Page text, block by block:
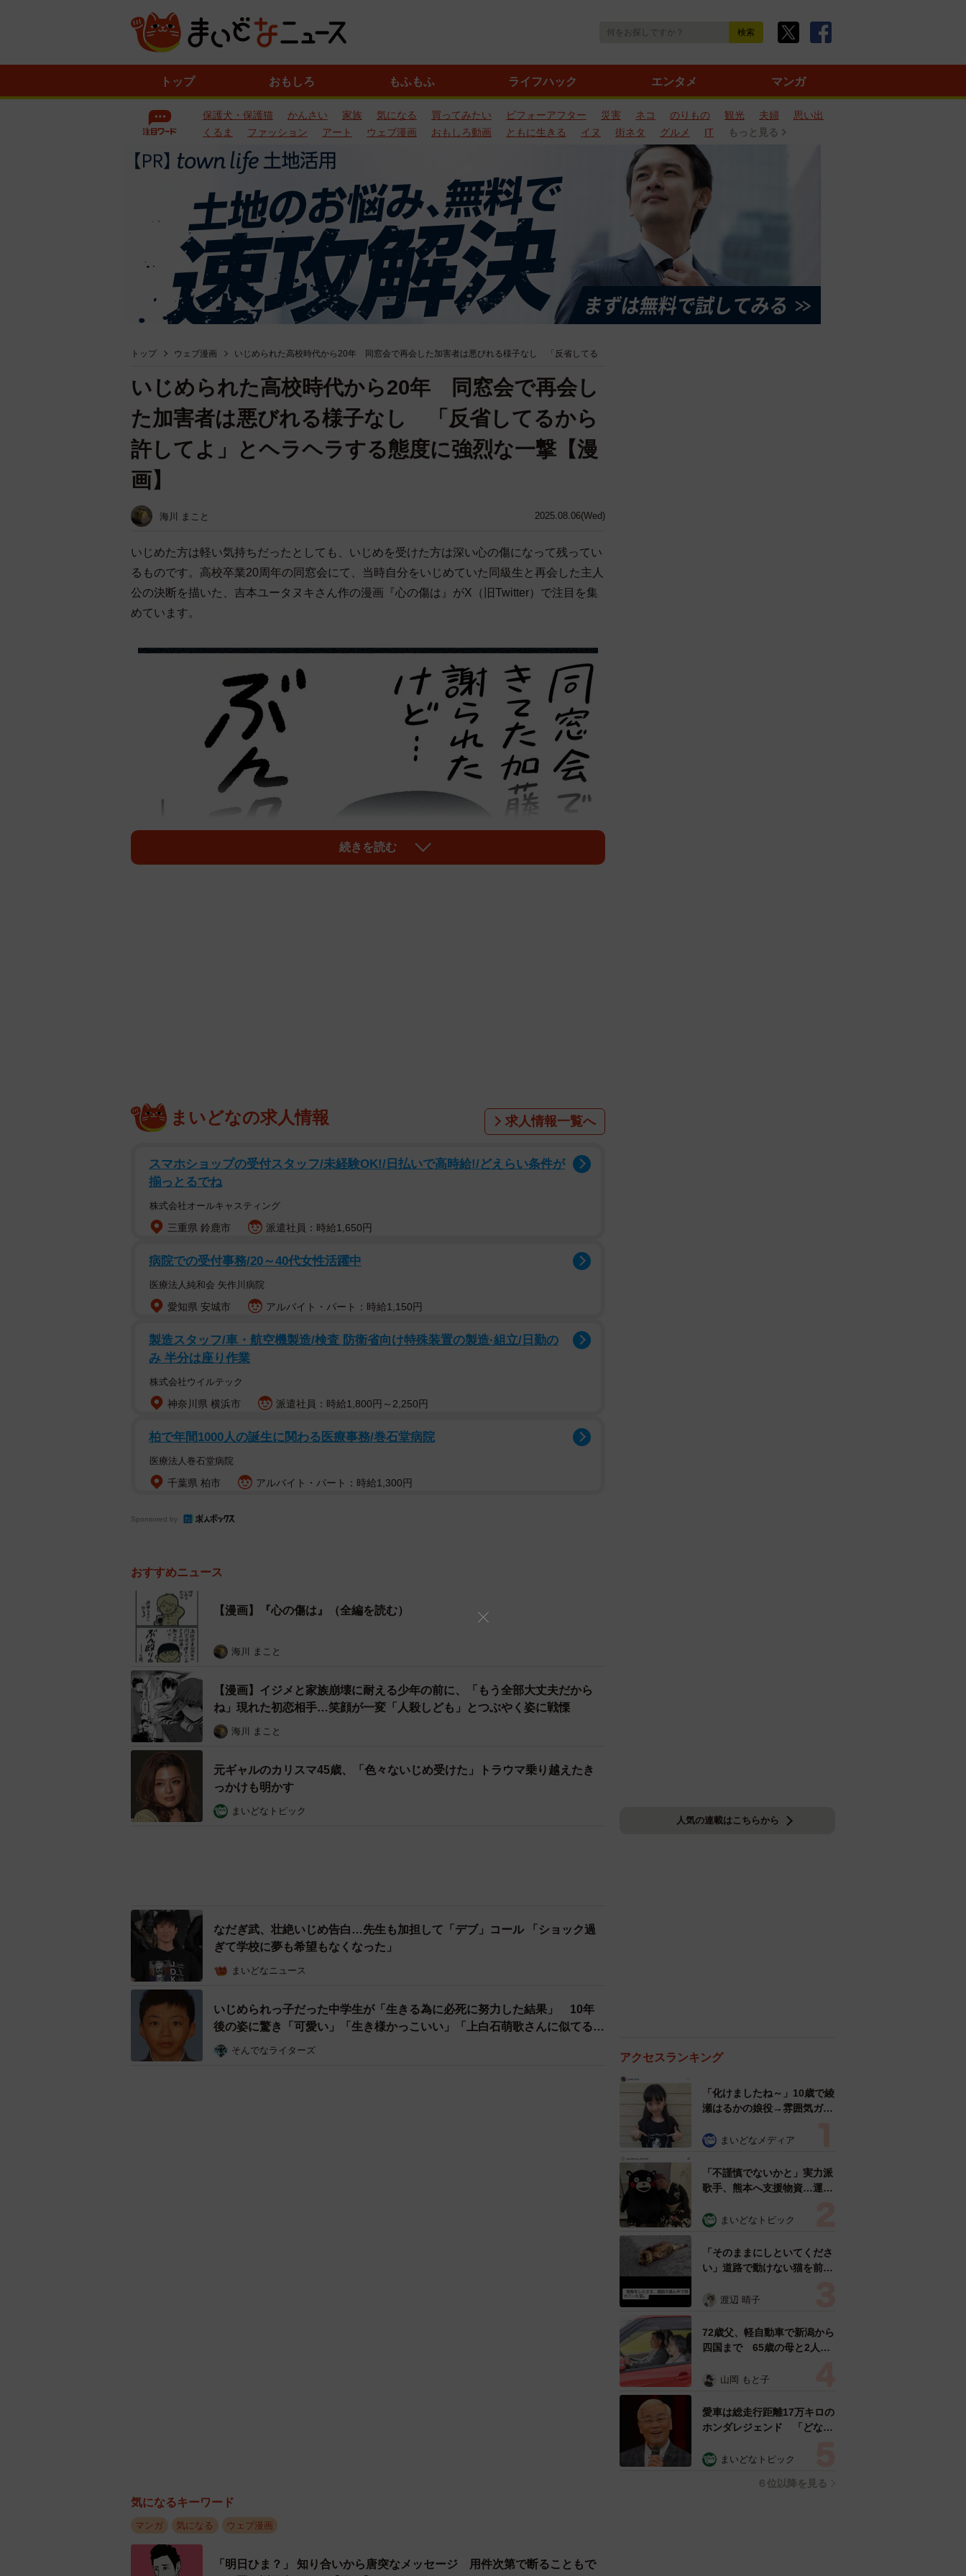
トップ おもしろ もふもふ ライフハック エンタメ マンガ
保護犬・保護猫 かんさい 家族 気になる 買ってみたい ビフォーアフター 災害 ネコ のりもの 観光 夫婦
思い出
くるま
ファッション アート ウェブ漫画 おもしろ動画 ともに生きる イヌ 街ネタ グルメ IT もっと見る
トップ ウェブ漫画 いじめられた高校時代から20年 同窓会で再会した加害者は悪びれる様子なし 「反省してる
2025.08.06(Wed)
いじめられた高校時代から20年 同窓会で再会し
た加害者は悪びれる様子なし 「反省してるから
許してよ」とヘラヘラする態度に強烈な一撃【漫
画】
海川 まこと
いじめた方は軽い気持ちだったとしても、いじめを受けた方は深い心の傷になって残ってい
るものです。高校卒業20周年の同窓会にて、当時自分をいじめていた同級生と再会した主人
公の決断を描いた、吉本ユータヌキさん作の漫画『心の傷は』がX（旧Twitter）で注目を集
めています。
どんなに時間がたっても癒せない傷もある（吉本ユータヌキさん提供）
しながら謝ってきた加藤に対面する主人公の描写からストーリーは始まります。
無言で「ぶん殴りたい」と思う主人公に対し、「若気の至りってことで！なっ！」「はい、
乾杯乾杯！」とまったく反省していない様子の加藤は明るく話し続けます。主人公は気持ち
その後、トイレでひとり舌打ちをしている主人公の前に「そのイライラの話聞かせてくれ
よ、聞かせてくれたら何でもひとつ願いを叶えてやるよ」と語りかける謎の生き物が現れま
自分の気持ちを誰かに聞いてもらう事は大事かもしれません（吉本ユータヌキさん提供）
主人公は、高校2年生の体育の授業で自身が蹴ったサッカーボールが加藤に当たってしまっ
その経験から主人公は、大学でも就職先でも人を信じることができなくなってしまい、いつ
も1人で苦しんできたのです。「加藤にとっては笑い話になったけど、ボクにとっては治ら
ない傷になった」と主人公は苦しい胸の内を明かしました。
続きを読む
まいどなの求人情報 求人情報一覧へ
スマホショップの受付スタッフ/未経験OK!/日払いで高時給!/どえらい条件が
揃っとるでね
株式会社オールキャスティング
三重県 鈴鹿市 派遣社員：時給1,650円
病院での受付事務/20～40代女性活躍中
医療法人純和会 矢作川病院
愛知県 安城市 アルバイト・パート：時給1,150円
製造スタッフ/車・航空機製造/検査 防衛省向け特殊装置の製造·組立/日勤の
み 半分は座り作業
株式会社ウイルテック
神奈川県 横浜市 派遣社員：時給1,800円～2,250円
柏で年間1000⼈の誕⽣に関わる医療事務/巻⽯堂病院
医療法人巻石堂病院
千葉県 柏市 アルバイト・パート：時給1,300円
Sponsored by
おすすめニュース
【漫画】『心の傷は』（全編を読む）
海川 まこと
【漫画】イジメと家族崩壊に耐える少年の前に、「もう全部大丈夫だから
ね」現れた初恋相手…笑顔が一変「人殺しども」とつぶやく姿に戦慄
海川 まこと
元ギャルのカリスマ45歳、「色々ないじめ受けた」トラウマ乗り越えたき
っかけも明かす
まいどなトピック
いじめられっ子だった中学生が「生きる為に必死に努力した結果」 10年
後の姿に驚き「可愛い」「生き様かっこいい」「上白石萌歌さんに似てる」
の声も
そんでなライターズ
なんか忘れてる気がする かつ丼ドカ食い、ハンバーガー＆ポテト注文した
人気の連載はこちらから
アクセスランキング
「化けましたね～」10歳で綾
瀬はるかの娘役→雰囲気ガラ
雰囲気が」「宝塚に入れそ
まいどなメディア
「不謹慎でないかと」実力派
歌手、熊本へ支援物資…運搬
めらい 「痛いほど伝わる」
まいどなトピック
「そのままにしといてくださ
い」道路で動けない猫を前に
ようとした4日間 「命の重
表の訴え
渡辺 晴子
72歳父、軽自動車で新潟から
四国まで 65歳の母と2人で
憩まで分刻み… 「大学生で
山岡 もと子
愛車は総走行距離17万キロの
ホンダレジェンド 「どなた
所漫才師が譲渡の意向
まいどなトピック
６位以降を見る